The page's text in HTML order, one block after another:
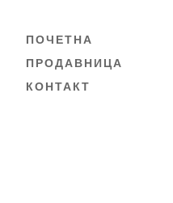
ПОЧЕТНА
ПРОДАВНИЦА
КОНТАКТ